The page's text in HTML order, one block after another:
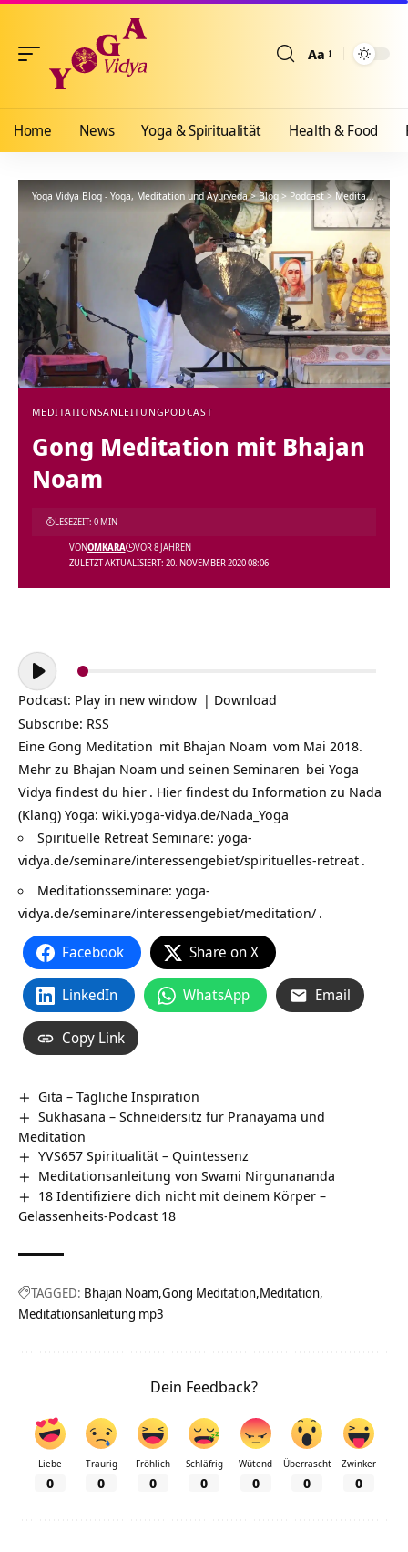
Aa
Home News Yoga & Spiritualität Health & Food
Yoga Vidya Blog - Yoga, Meditation und Ayurveda>Blog>Podcast>Meditationsanleitung
MEDITATIONSANLEITUNGPODCAST
Gong Meditation mit Bhajan
Noam
ZULETZT AKTUALISIERT: 20. NOVEMBER 2020 08:06
VONOMKARA VOR 8 JAHREN
LESEZEIT: 0 MIN
Audio-
Player
Podcast: Play in new window | Download
Subscribe: RSS
Eine Gong Meditation mit Bhajan Noam vom Mai 2018.
Mehr zu Bhajan Noam und seinen Seminaren bei Yoga
Vidya findest du hier . Hier findest du Information zu Nada
(Klang) Yoga: wiki.yoga-vidya.de/Nada_Yoga
Spirituelle Retreat Seminare: yoga-
vidya.de/seminare/interessengebiet/spirituelles-retreat .
Meditationsseminare: yoga-
vidya.de/seminare/interessengebiet/meditation/ .
Facebook Share on X
LinkedIn WhatsApp Email
Copy Link
Gita – Tägliche Inspiration
Sukhasana – Schneidersitz für Pranayama und
Meditation
YVS657 Spiritualität – Quintessenz
Meditationsanleitung von Swami Nirgunananda
18 Identifiziere dich nicht mit deinem Körper –
Gelassenheits-Podcast 18
TAGGED: Bhajan Noam Gong Meditation Meditation
Meditationsanleitung mp3
Dein Feedback?
Liebe
0
Traurig
0
Fröhlich
0
Schläfrig
0
Wütend
0
Überrascht
0
Zwinker
0